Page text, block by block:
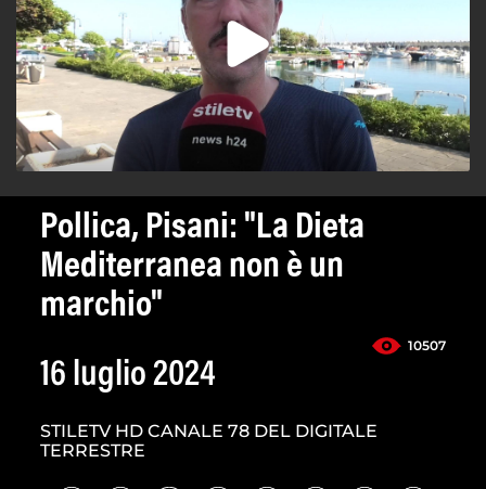
Pollica, Pisani: "La Dieta
Mediterranea non è un
marchio"
10507
16 luglio 2024
STILETV HD CANALE 78 DEL DIGITALE
TERRESTRE